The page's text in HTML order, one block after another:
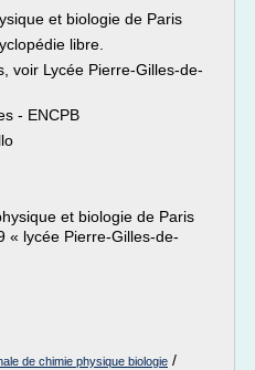
et biologie de Paris
libre.
voir Lycée Pierre-Gilles-de-
- ENCPB
et biologie de Paris
« lycée Pierre-Gilles-de-
de chimie physique biologie /